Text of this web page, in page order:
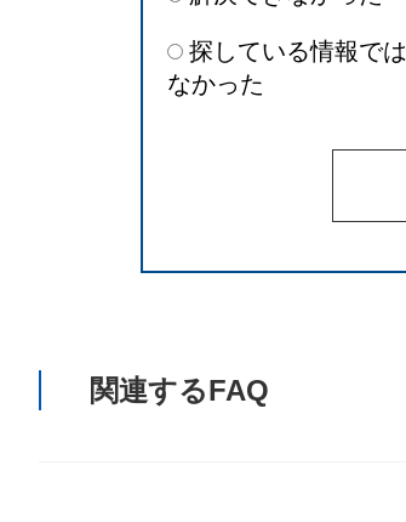
探している情報では
なかった
関連するFAQ